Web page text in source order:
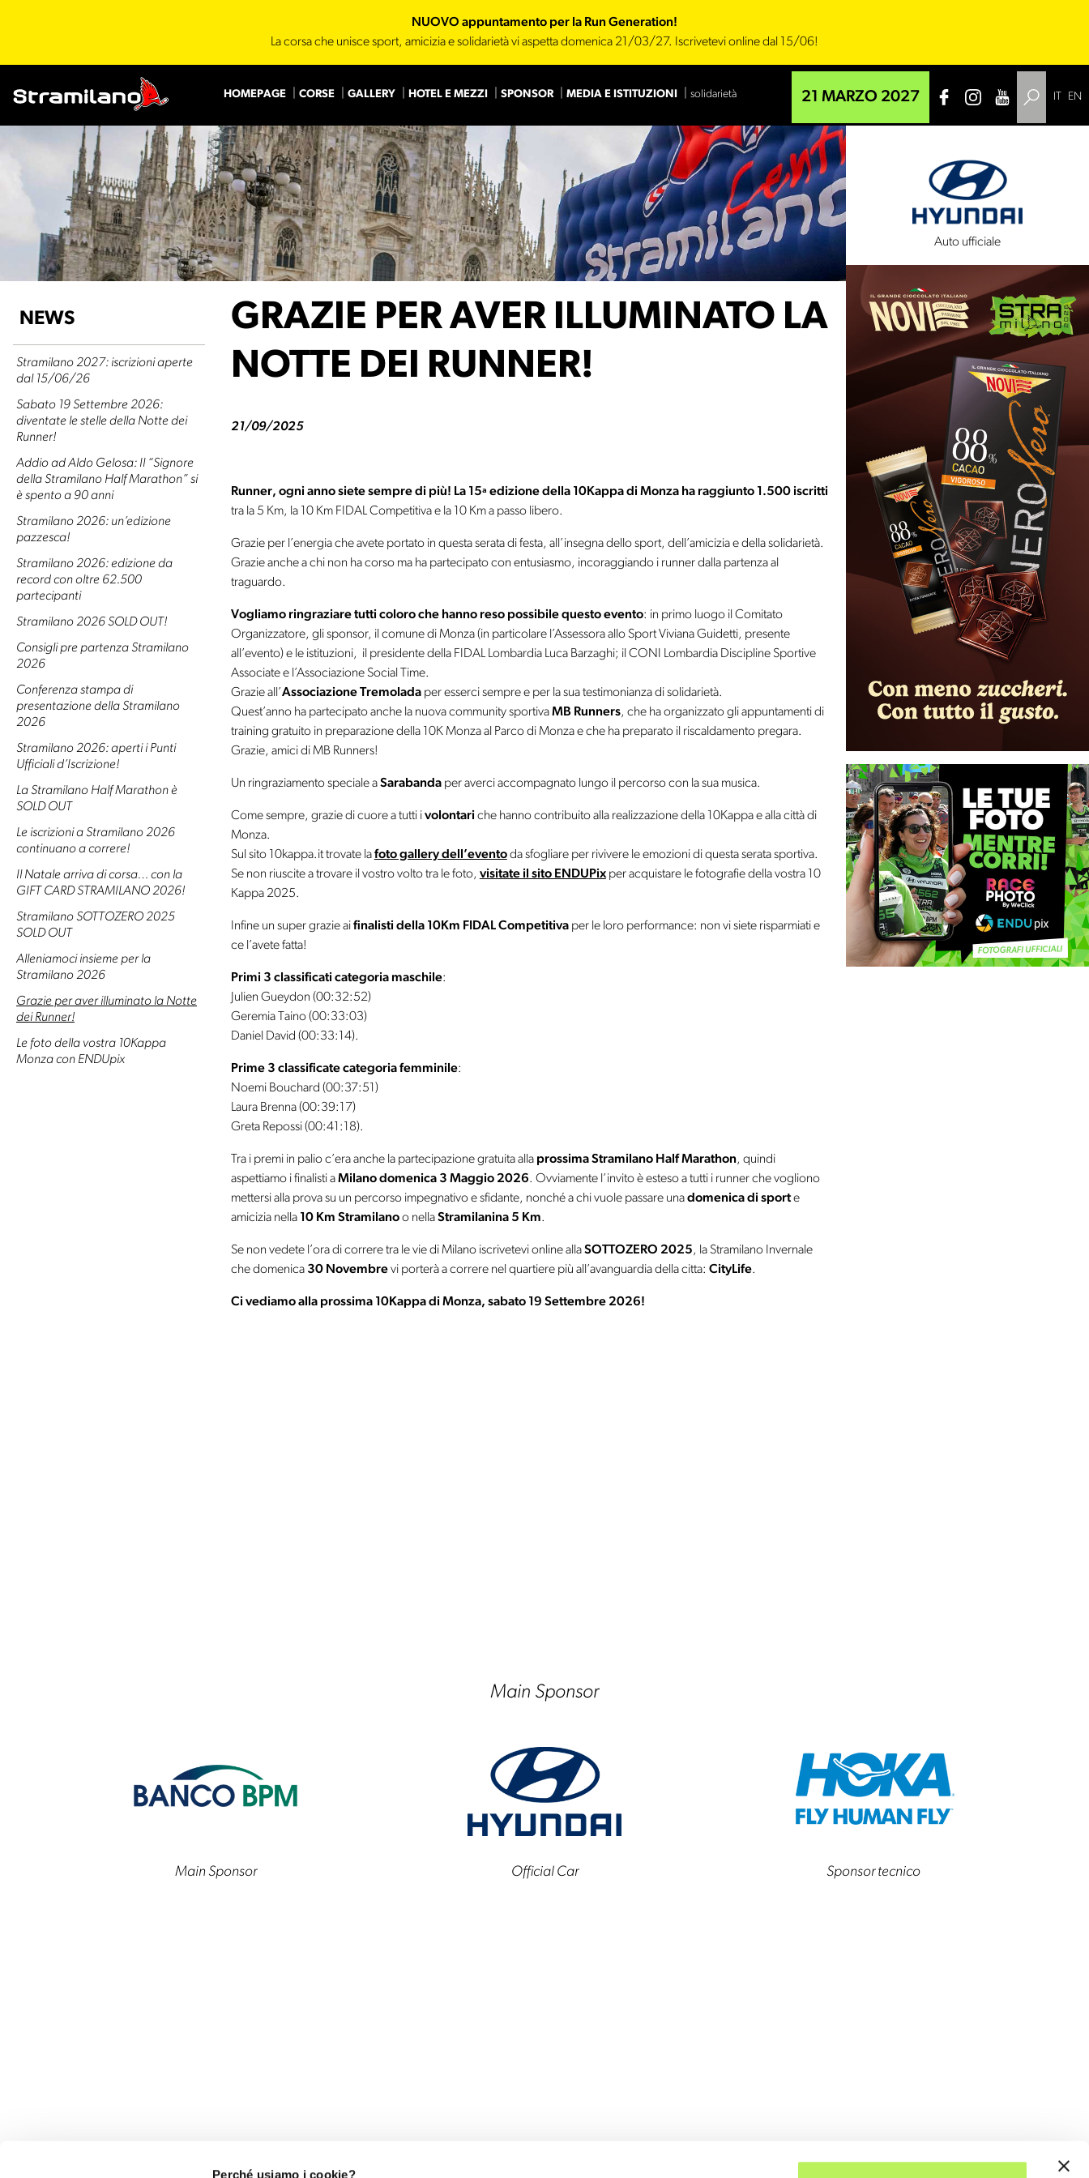
Perché usiamo i cookie?
NUOVO appuntamento per la Run Generation!
La corsa che unisce sport, amicizia e solidarietà vi aspetta domenica 21/03/27. Iscrivetevi online dal 15/06!
HOMEPAGE CORSE GALLERY HOTEL E MEZZI SPONSOR MEDIA E ISTITUZIONI solidarietà 21 MARZO 2027 EN
GRAZIE PER AVER ILLUMINATO LA
NOTTE DEI RUNNER!
21/09/2025
Runner, ogni anno siete sempre di più! La 15ª edizione della 10Kappa di Monza ha raggiunto 1.500 iscritti
tra la 5 Km, la 10 Km FIDAL Competitiva e la 10 Km a passo libero.
Grazie per l’energia che avete portato in questa serata di festa, all’insegna dello sport, dell’amicizia e della solidarietà.
Grazie anche a chi non ha corso ma ha partecipato con entusiasmo, incoraggiando i runner dalla partenza al
traguardo.
Vogliamo ringraziare tutti coloro che hanno reso possibile questo evento: in primo luogo il Comitato
Organizzatore, gli sponsor, il comune di Monza (in particolare l’Assessora allo Sport Viviana Guidetti, presente
all’evento) e le istituzioni, il presidente della FIDAL Lombardia Luca Barzaghi; il CONI Lombardia Discipline Sportive
Associate e l’Associazione Social Time.
Grazie all’Associazione Tremoladaper esserci sempre e per la sua testimonianza di solidarietà.
Quest’anno ha partecipato anche la nuova community sportivaMB Runners, che ha organizzato gli appuntamenti di
training gratuito in preparazione della 10K Monza al Parco di Monza e che ha preparato il riscaldamento pregara.
Grazie, amici di MB Runners!
Un ringraziamento speciale aSarabandaper averci accompagnato lungo il percorso con la sua musica.
Come sempre, grazie di cuore a tutti ivolontari che hanno contribuito alla realizzazione della 10Kappa e alla città di
Monza.
Sul sito 10kappa.it trovate lafoto gallery dell’eventoda sfogliare per rivivere le emozioni di questa serata sportiva.
Se non riuscite a trovare il vostro volto tra le foto, visitate il sito ENDUPixper acquistare le fotografie della vostra 10
Kappa 2025.
Infine un super grazie aifinalisti della 10Km FIDAL Competitivaper le loro performance: non vi siete risparmiati e
ce l’avete fatta!
Primi 3 classificati categoria maschile:
Julien Gueydon (00:32:52)
Geremia Taino (00:33:03)
Daniel David (00:33:14).
Prime 3 classificate categoria femminile:
Noemi Bouchard (00:37:51)
Laura Brenna (00:39:17)
Greta Repossi (00:41:18).
Tra i premi in palio c’era anche la partecipazione gratuita alla prossima Stramilano Half Marathon, quindi
aspettiamo i finalisti aMilano domenica 3 Maggio 2026. Ovviamente l’invito è esteso a tutti i runner che vogliono
mettersi alla prova su un percorso impegnativo e sfidante, nonché a chi vuole passare unadomenica di sporte
amicizia nella 10 Km Stramilanoo nellaStramilanina 5 Km.
Se non vedete l’ora di correre tra le vie di Milano iscrivetevi online allaSOTTOZERO 2025, la Stramilano Invernale
che domenica 30 Novembrevi porterà a correre nel quartiere più all’avanguardia della citta: CityLife.
Ci vediamo alla prossima 10Kappa di Monza, sabato 19 Settembre 2026!
NEWS
Stramilano 2027: iscrizioni aperte
dal 15/06/26
Sabato 19 Settembre 2026:
diventate le stelle della Notte dei
Runner!
Addio ad Aldo Gelosa: Il “Signore
della Stramilano Half Marathon” si
è spento a 90 anni
Stramilano 2026: un’edizione
pazzesca!
Stramilano 2026: edizione da
record con oltre 62.500
partecipanti
Stramilano 2026 SOLD OUT!
Consigli pre partenza Stramilano
2026
Conferenza stampa di
presentazione della Stramilano
2026
Stramilano 2026: aperti i Punti
Ufficiali d’Iscrizione!
La Stramilano Half Marathon è
SOLD OUT
Le iscrizioni a Stramilano 2026
continuano a correre!
Il Natale arriva di corsa… con la
GIFT CARD STRAMILANO 2026!
Stramilano SOTTOZERO 2025
SOLD OUT
Alleniamoci insieme per la
Stramilano 2026
Grazie per aver illuminato la Notte
dei Runner!
Le foto della vostra 10Kappa
Monza con ENDUpix
Main Sponsor Sponsor tecnico Auto ufficiale
Main Sponsor
Main Sponsor Official Car Sponsor tecnico